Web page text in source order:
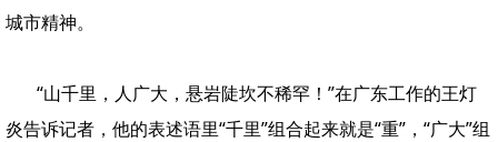
城市精神。
“山千里，人广大，悬岩陡坎不稀罕！”在广东工作的王灯
炎告诉记者，他的表述语里“千里”组合起来就是“重”，“广大”组